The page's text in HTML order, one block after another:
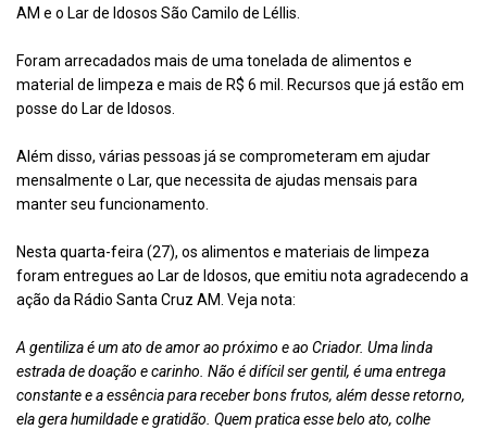
AM e o Lar de Idosos São Camilo de Léllis.
Foram arrecadados mais de uma tonelada de alimentos e
material de limpeza e mais de R$ 6 mil. Recursos que já estão em
posse do Lar de Idosos.
Além disso, várias pessoas já se comprometeram em ajudar
mensalmente o Lar, que necessita de ajudas mensais para
manter seu funcionamento.
Nesta quarta-feira (27), os alimentos e materiais de limpeza
foram entregues ao Lar de Idosos, que emitiu nota agradecendo a
ação da Rádio Santa Cruz AM. Veja nota:
A gentiliza é um ato de amor ao próximo e ao Criador. Uma linda
estrada de doação e carinho. Não é difícil ser gentil, é uma entrega
constante e a essência para receber bons frutos, além desse retorno,
ela gera humildade e gratidão. Quem pratica esse belo ato, colhe